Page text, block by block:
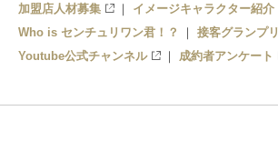
加盟店人材募集
イメージキャラクター紹介
Who is センチュリワン君！？
接客グランプリ
Youtube公式チャンネル
成約者アンケート